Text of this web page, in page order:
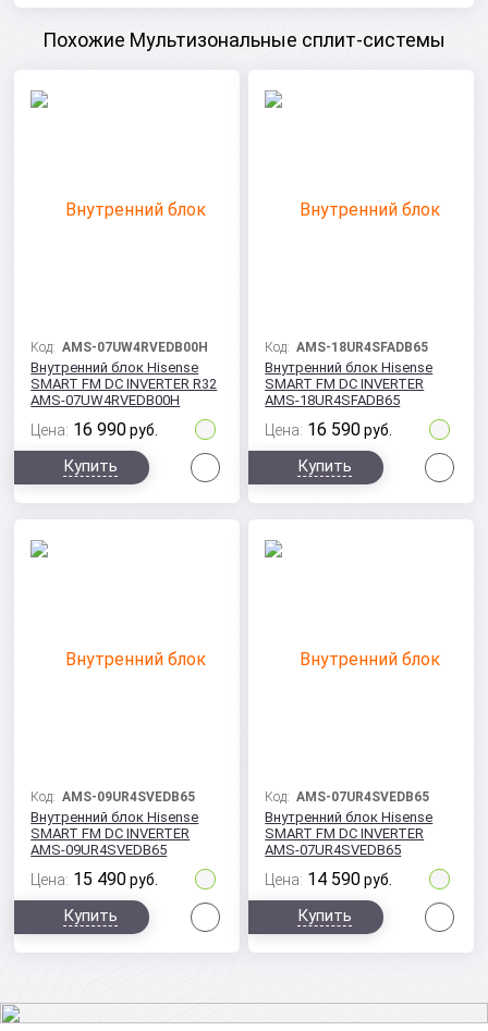
Похожие Мультизональные сплит-системы
Код:AMS-07UW4RVEDB00H
Внутренний блок Hisense
SMART FM DC INVERTER R32
AMS-07UW4RVEDB00H
Цена: 16 990 руб.
Купить
Код:AMS-18UR4SFADB65
Внутренний блок Hisense
SMART FM DC INVERTER
AMS-18UR4SFADB65
Цена: 16 590 руб.
Купить
Код:AMS-09UR4SVEDB65
Внутренний блок Hisense
SMART FM DC INVERTER
AMS-09UR4SVEDB65
Цена: 15 490 руб.
Купить
Код:AMS-07UR4SVEDB65
Внутренний блок Hisense
SMART FM DC INVERTER
AMS-07UR4SVEDB65
Цена: 14 590 руб.
Купить